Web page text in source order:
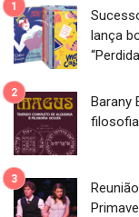
lança
Barany